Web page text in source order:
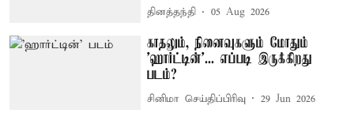
தினத்தந்தி 05 Aug 2026
காதலும், நினைவுகளும் மோதும்
'ஹார்ட்டின்'... எப்படி இருக்கிறது
படம்?
சினிமா செய்திப்பிரிவு 29 Jun 2026